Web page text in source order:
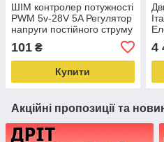
ШІМ контролер потужності
PWM 5v-28V 5A Регулятор
напруги постійного струму
регулювання
101 ₴
Купити
4
Акційні пропозиції та